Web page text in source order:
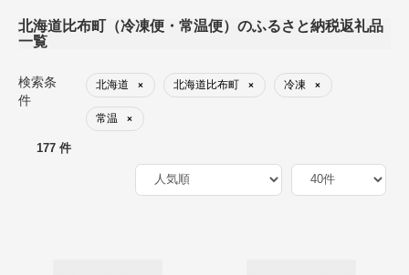
北海道比布町（冷凍便・常温便）のふるさと納税返礼品
一覧
検索条
件
北海道 × 北海道比布町 × 冷凍 ×
常温 ×
177 件